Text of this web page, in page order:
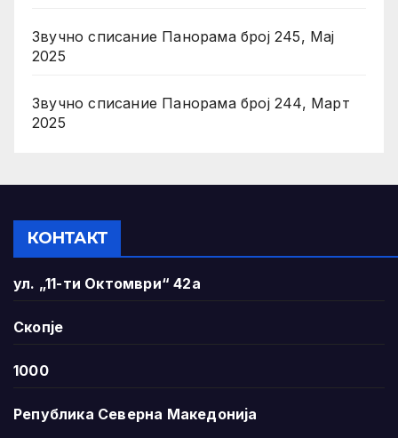
Звучно списание Панорама број 245, Мај
2025
Звучно списание Панорама број 244, Март
2025
КОНТАКТ
ул. „11-ти Октомври“ 42а
Скопје
1000
Република Северна Македонија